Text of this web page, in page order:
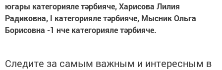
югары категорияле тәрбияче, Харисова Лилия
Радиковна, I категорияле тәрбияче, Мысник Ольга
Борисовна -1 нче категорияле тәрбияче.
Следите за самым важным и интересным в